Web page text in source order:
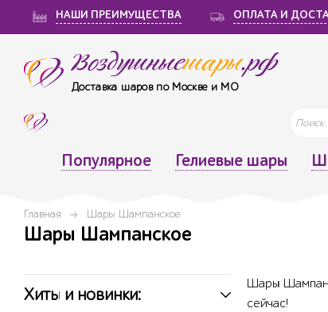
НАШИ ПРЕИМУЩЕСТВА ОПЛАТА И
Воздушныешары.рф
Доставка шаров по Москве и МО
Популярное Гелиевые шары
Главная Шары Шампанское
Шары Шампанское
Хиты и новинки:
Шары
сейчас!